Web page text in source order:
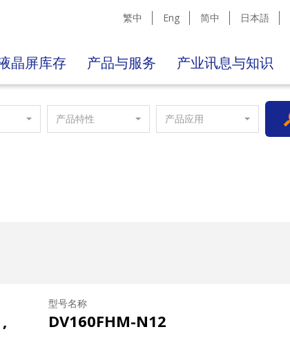
繁中 Eng 简中 日本語
晶屏库存 产品与服务 产业讯息与知识
产品特性 产品应用
型号名称
DV160FHM-N12